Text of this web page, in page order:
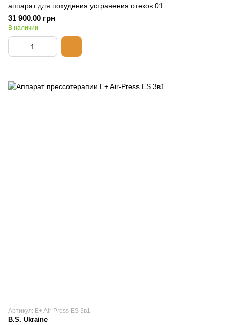
аппарат для похудения устранения отеков 01
31 900.00 грн
В наличии
Артикул: E+ Air-Press ES 3в1
B.S. Ukraine